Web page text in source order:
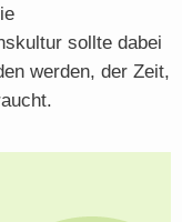
sollte dabei
werden, der Zeit,